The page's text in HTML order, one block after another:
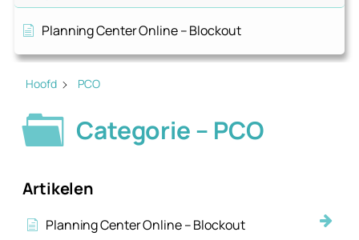
Planning Center Online – Blockout
Hoofd PCO
Categorie – PCO
Artikelen
Planning Center Online – Blockout